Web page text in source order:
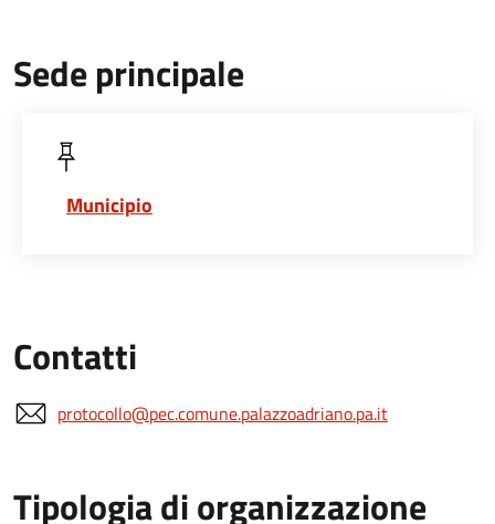
Sede principale
Municipio
Contatti
protocollo@pec.comune.palazzoadriano.pa.it
Tipologia di organizzazione